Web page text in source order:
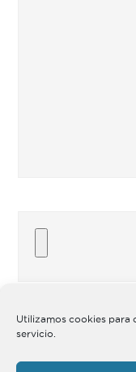
Utilizamos cookies para
servicio.